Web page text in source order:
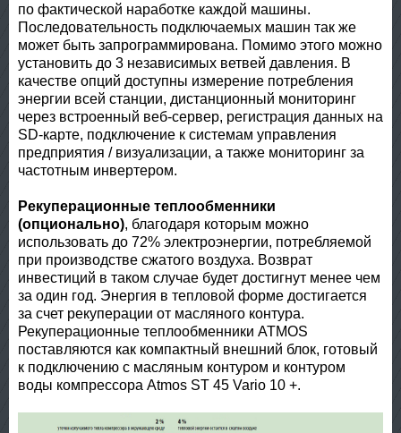
по фактической наработке каждой машины.
Последовательность подключаемых машин так же
может быть запрограммирована. Помимо этого можно
установить до 3 независимых ветвей давления. В
качестве опций доступны измерение потребления
энергии всей станции, дистанционный мониторинг
через встроенный веб-сервер, регистрация данных на
SD-карте, подключение к системам управления
предприятия / визуализации, а также мониторинг за
частотным инвертером.
Рекуперационные теплообменники
(опционально), благодаря которым можно
использовать до 72% электроэнергии, потребляемой
при производстве сжатого воздуха. Возврат
инвестиций в таком случае будет достигнут менее чем
за один год. Энергия в тепловой форме достигается
за счет рекуперации от масляного контура.
Рекуперационные теплообменники ATMOS
поставляются как компактный внешний блок, готовый
к подключению с масляным контуром и контуром
воды компрессора Atmos ST 45 Vario 10 +.